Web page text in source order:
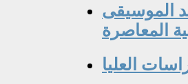
الموسيقى
المعاصرة